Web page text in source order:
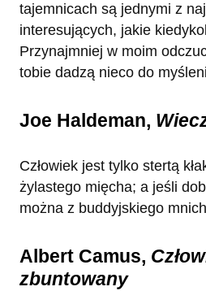
tajemnicach są jednymi z
interesujących, jakie
Przynajmniej w moim
tobie dadzą nieco do
Joe Haldeman,
Człowiek jest tylko stertą
żylastego mięcha; a jeśli
można z buddyjskiego
Albert Camus,
zbuntowany